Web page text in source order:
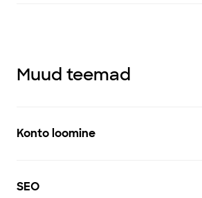
Muud teemad
Konto loomine
SEO